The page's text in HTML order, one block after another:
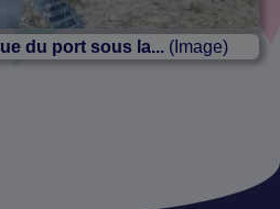
du port sous la... (Image)